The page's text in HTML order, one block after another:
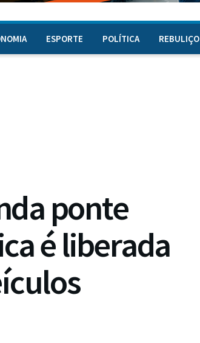
ESPORTE POLÍTICA REBULIÇO
ponte
é liberada